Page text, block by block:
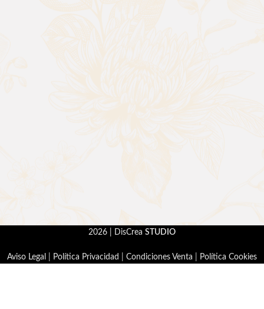
2026 | DisCrea STUDIO
Aviso Legal Política Privacidad Condiciones Venta Política Cookies